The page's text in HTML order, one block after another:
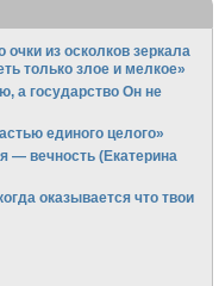
из осколков зеркала
только злое и мелкое»
а государство Он не
единого целого»
— вечность (Екатерина
оказывается что твои